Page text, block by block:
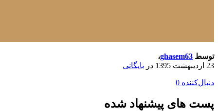
توسط ghasem63،
23 اردیبهشت 1395
در بایگانی
دنبال‌کننده 0
پست های پیشنهاد شده